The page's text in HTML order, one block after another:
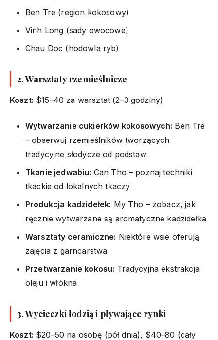
Ben Tre (region kokosowy)
Vinh Long (sady owocowe)
Chau Doc (hodowla ryb)
2. Warsztaty rzemieślnicze
Koszt: $15–40 za warsztat (2–3 godziny)
Wytwarzanie cukierków kokosowych: Ben Tre
– obserwuj rzemieślników tworzących
tradycyjne słodycze od podstaw
Tkanie jedwabiu: Can Tho – poznaj techniki
tkackie od lokalnych tkaczy
Produkcja kadzidełek: My Tho – zobacz, jak
ręcznie wytwarzane są aromatyczne kadzidełka
Warsztaty ceramiczne: Niektóre wsie oferują
zajęcia z garncarstwa
Przetwarzanie kokosu: Tradycyjna ekstrakcja
oleju i włókna
3. Wycieczki łodzią i pływające rynki
Koszt: $20–50 na osobę (pół dnia), $40–80 (cały